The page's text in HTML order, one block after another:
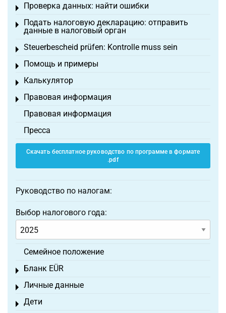
Проверка данных: найти ошибки
Toggle menu
Подать налоговую декларацию: отправить
данные в налоговый орган
Toggle menu
Steuerbescheid prüfen: Kontrolle muss sein
Toggle menu
Помощь и примеры
Toggle menu
Калькулятор
Toggle menu
Правовая информация
Toggle menu
Правовая информация
Пресса
Скачать бесплатное руководство по программе в формате
.pdf
Руководство по налогам:
Выбор налогового года:
Семейное положение
Бланк EÜR
Toggle menu
Личные данные
Toggle menu
Дети
Toggle menu